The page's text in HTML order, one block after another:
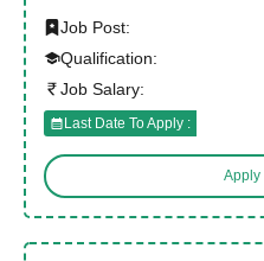
Job Post:
Qualification:
Job Salary:
Last Date To Apply :
Apply